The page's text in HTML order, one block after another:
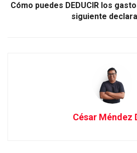
Cómo puedes DEDUCIR los
siguiente
César Méndez